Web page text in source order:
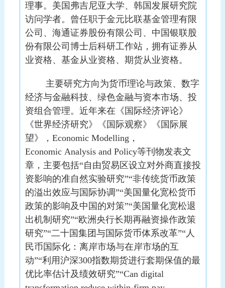
理事。美国弗吉尼亚大学、韩国发展研究院
访问学者。曾任职于金元比联基金管理有限
公司、海通证券股份有限公司、中国银联股
份有限公司博士后科研工作站，拥有证券从
业资格、基金从业资格、期货从业资格。
主要研究方向为货币理论与政策、 数字
经济与金融科技、绿色金融与资本市场、投
资组合管理。近年来在《国际经济评论》
《世界经济研究》《国际观察》《国际展
望》
， Economic Modelling，
Economic Analysis and Policy等刊物发表文
章，主要包括“自由贸易区设立对外商直接投
资影响的准自然实验研究”“非传统货币政策
的溢出效应与国际协调”“美国量化宽松货币
政策的影响及中国的对策”“美国量化宽松退
出机制研究”“欧洲央行长期再融资操作政策
研究”“二十国集团与国际货币体系改革”“人
民币国际化：离岸市场与在岸市场的互
动”“利用沪深300指数期货进行套期保值的最
优比率估计及绩效研究”“Can digital